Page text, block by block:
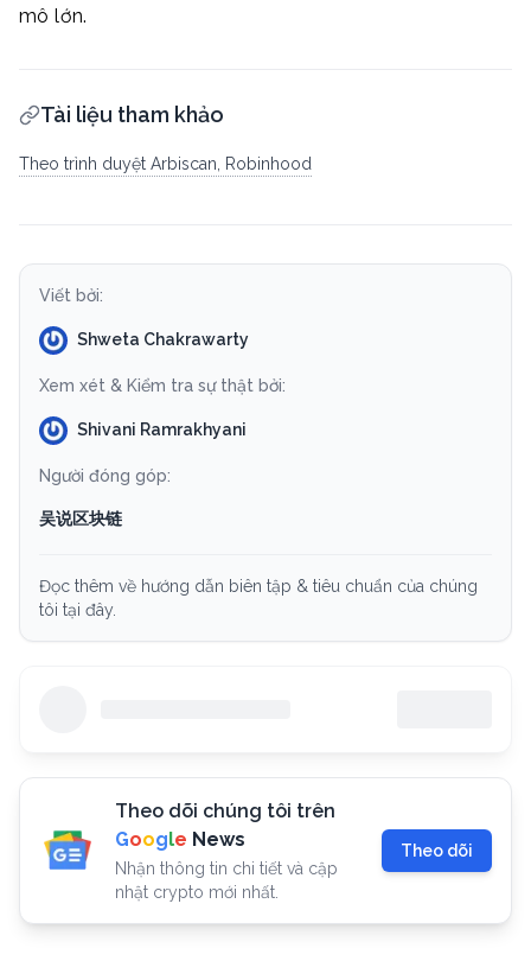
mô lớn.
Tài liệu tham khảo
Theo trình duyệt Arbiscan, Robinhood
Viết bởi:
Shweta Chakrawarty
Xem xét & Kiểm tra sự thật bởi:
Shivani Ramrakhyani
Người đóng góp:
吴说区块链
Đọc thêm về hướng dẫn biên tập & tiêu chuẩn của chúng
tôi tại đây.
Theo dõi chúng tôi trên
Google News
Nhận thông tin chi tiết và cập
nhật crypto mới nhất.
Theo dõi